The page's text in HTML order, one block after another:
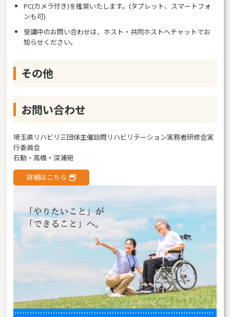
PC(カメラ付き)を推奨いたします。(タブレット、スマートフォ
ンも可)
受講中のお問い合わせは、ホスト・共同ホストへチャットでお
知らせください。
その他
お問い合わせ
埼玉県リハビリ三団体主催訪問リハビリテーション実務者研修会実
行委員会
石動・高橋・深浦宛
詳細はこちら